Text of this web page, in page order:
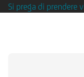
Si prega di prendere